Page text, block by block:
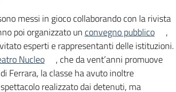
messi in gioco collaborando con la rivista
poi organizzato un convegno pubblico
,
esperti e rappresentanti delle istituzioni.
Nucleo
, che da vent’anni promuove
Ferrara, la classe ha avuto inoltre
realizzato dai detenuti, ma